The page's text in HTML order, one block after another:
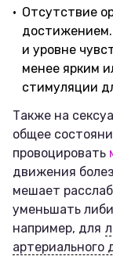
Отсутствие
и уровне
менее ярким
стимуляции
Также на
общее
провоцировать
движения
мешает
уменьшать
например, для
артериального